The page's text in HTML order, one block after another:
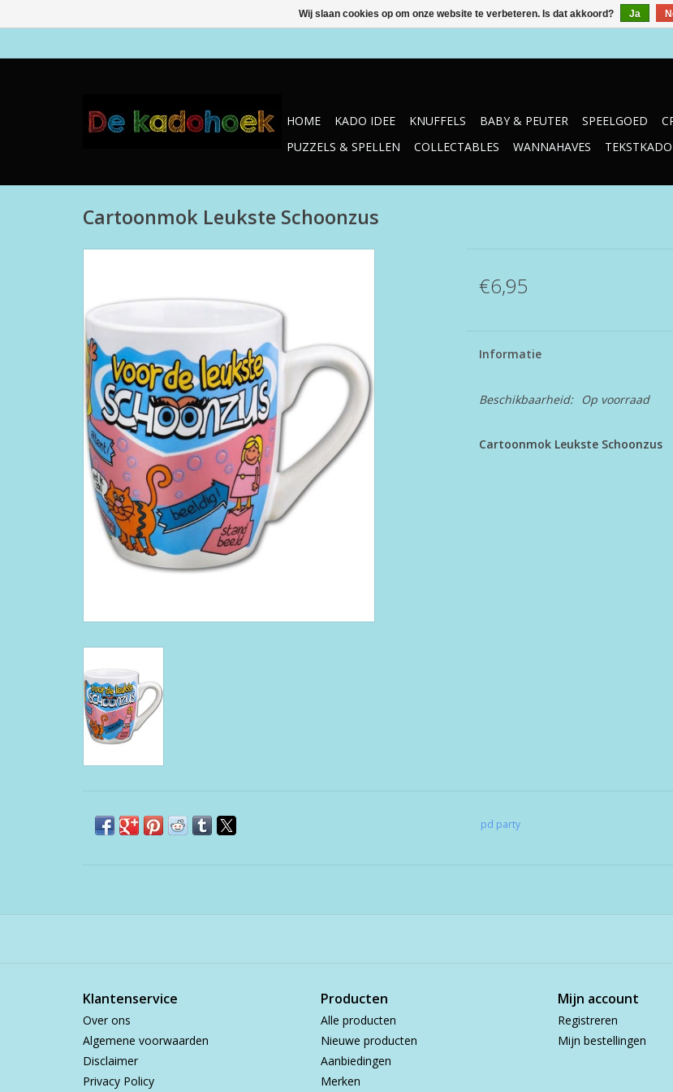
HOME KADO IDEE KNUFFELS BABY & PEUTER SPEELGOED
PUZZELS & SPELLEN
COLLECTABLES WANNAHAVES TEKSTKADO
Cartoonmok Leukste Schoonzus
€6,95
Informatie
Beschikbaarheid: Op voorraad
Cartoonmok Leukste Schoonzus
pd party
Klantenservice
Over ons
Algemene voorwaarden
Disclaimer
Privacy Policy
Producten
Alle producten
Nieuwe producten
Aanbiedingen
Merken
Mijn account
Registreren
Mijn bestellingen
Wij slaan cookies op om onze website te verbeteren. Is dat akkoord? Ja